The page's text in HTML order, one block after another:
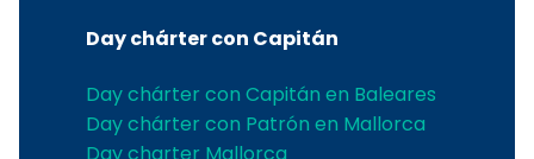
Day chárter con Capitán
Day chárter con Capitán en Baleares
Day chárter con Patrón en Mallorca
Day charter Mallorca